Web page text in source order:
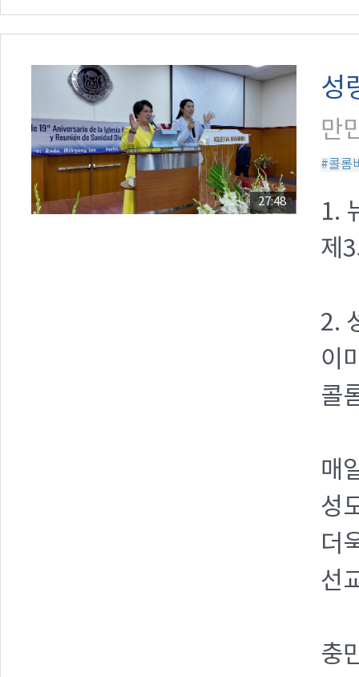
27:48
성
만
#콜롬
1.
제
2.
이
콜
매
성
더
선
충